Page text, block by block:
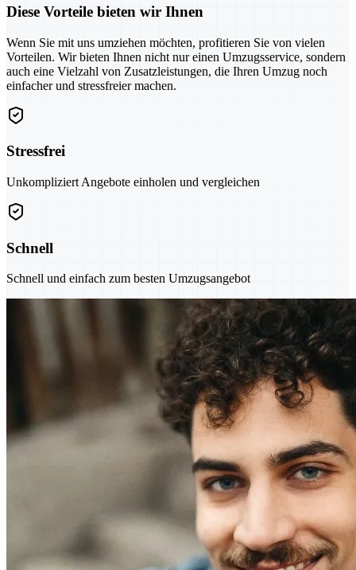
Diese Vorteile bieten wir Ihnen
Wenn Sie mit uns umziehen möchten, profitieren Sie von vielen
Vorteilen. Wir bieten Ihnen nicht nur einen Umzugsservice, sondern
auch eine Vielzahl von Zusatzleistungen, die Ihren Umzug noch
einfacher und stressfreier machen.
Stressfrei
Unkompliziert Angebote einholen und vergleichen
Schnell
Schnell und einfach zum besten Umzugsangebot